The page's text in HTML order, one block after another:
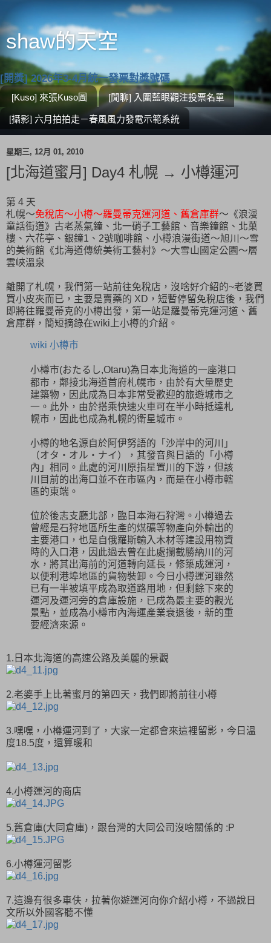
shaw的天空
[開獎] 2026年3-4月統一發票對獎號碼
[Kuso] 來張Kuso圖 [閒聊] 入圍藍眼觀注投票名單
[攝影] 六月拍拍走－春風風力發電示範系統
星期三, 12月 01, 2010
[北海道蜜月] Day4 札幌 → 小樽運河
第 4 天
札幌～免稅店～小樽～羅曼蒂克運河道、舊倉庫群～《浪漫
童話街道》古老蒸氣鐘、北一硝子工藝館、音樂鐘館、北菓
樓、六花亭、銀鐘1、2號咖啡館、小樽浪漫街道～旭川～雪
的美術館《北海道傳統美術工藝村》～大雪山國定公園～層
雲峽溫泉
離開了札幌，我們第一站前往免稅店，沒啥好介紹的~老婆買
買小皮夾而已，主要是賣藥的 XD，短暫停留免稅店後，我們
即將往羅曼蒂克的小樽出發，第一站是羅曼蒂克運河道、舊
倉庫群，簡短摘錄在wiki上小樽的介紹。
wiki 小樽市
小樽市(おたるし,Otaru)為日本北海道的一座港口
都市，鄰接北海道首府札幌市，由於有大量歷史
建築物，因此成為日本非常受歡迎的旅遊城市之
一。此外，由於搭乘快速火車可在半小時抵達札
幌市，因此也成為札幌的衛星城市。
小樽的地名源自於阿伊努語的「沙岸中的河川」
（オタ・オル・ナイ），其發音與日語的「小樽
內」相同。此處的河川原指星置川的下游，但該
川目前的出海口並不在市區內，而是在小樽市轄
區的東端。
位於後志支廳北部，臨日本海石狩灣。小樽過去
曾經是石狩地區所生產的煤礦等物產向外輸出的
主要港口，也是自俄羅斯輸入木材等建設用物資
時的入口港，因此過去曾在此處攔截勝納川的河
水，將其出海前的河道轉向延長，修築成運河，
以便利港埠地區的貨物裝卸。今日小樽運河雖然
已有一半被填平成為取道路用地，但剩餘下來的
運河及運河旁的倉庫設施，已成為最主要的觀光
景點，並成為小樽市內海運產業衰退後，新的重
要經濟來源。
1.日本北海道的高速公路及美麗的景觀
2.老婆手上比著蜜月的第四天，我們即將前往小樽
3.嘿嘿，小樽運河到了，大家一定都會來這裡留影，今日溫
度18.5度，還算暖和
4.小樽運河的商店
5.舊倉庫(大同倉庫)，跟台灣的大同公司沒啥關係的 :P
6.小樽運河留影
7.這邊有很多車伕，拉著你遊運河向你介紹小樽，不過說日
文所以外國客聽不懂